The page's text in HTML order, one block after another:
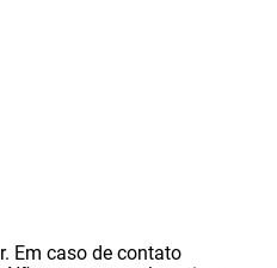
Em caso de contato